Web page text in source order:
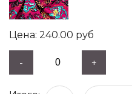
240.00 руб
- +